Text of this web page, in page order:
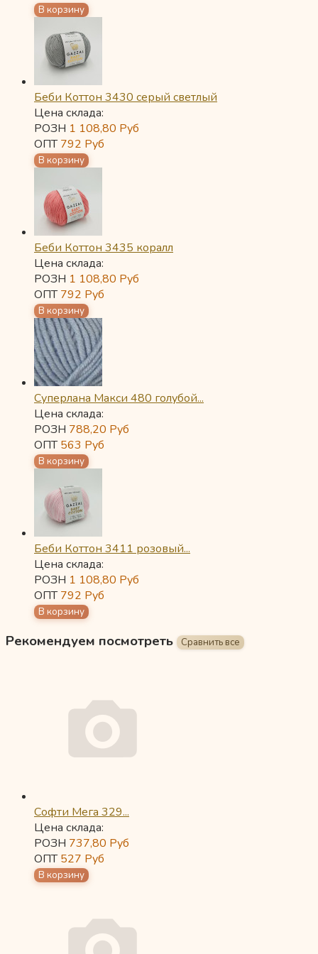
Беби Коттон 3430 серый светлый
Цена склада:
РОЗН 1 108,80 Руб
ОПТ792 Руб
Беби Коттон 3435 коралл
Цена склада:
РОЗН 1 108,80 Руб
ОПТ792 Руб
Суперлана Макси 480 голубой...
Цена склада:
РОЗН 788,20 Руб
ОПТ563 Руб
Беби Коттон 3411 розовый...
Цена склада:
РОЗН 1 108,80 Руб
ОПТ792 Руб
Рекомендуем посмотреть
Софти Мега 329...
Цена склада:
РОЗН 737,80 Руб
ОПТ527 Руб